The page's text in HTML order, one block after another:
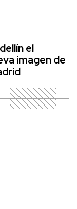
el
imagen de